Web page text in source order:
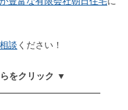
談 ください！
をクリック ▼